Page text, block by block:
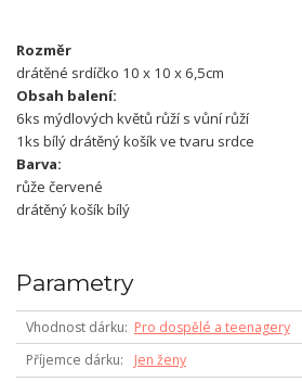
Rozměr
drátěné srdíčko 10 x 10 x 6,5cm
Obsah balení:
6ks mýdlových květů růží s vůní růží
1ks bílý drátěný košík ve tvaru srdce
Barva:
růže červené
drátěný košík bílý
Parametry
Vhodnost dárku
Pro dospělé a teenagery
Příjemce dárku
Jen ženy